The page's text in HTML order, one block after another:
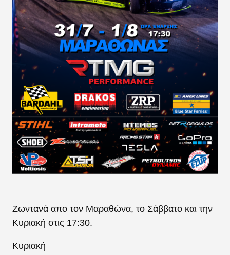
Ζωντανά απο τον Μαραθώνα, το Σάββατο και την
Κυριακή στις 17:30.
Κυριακή